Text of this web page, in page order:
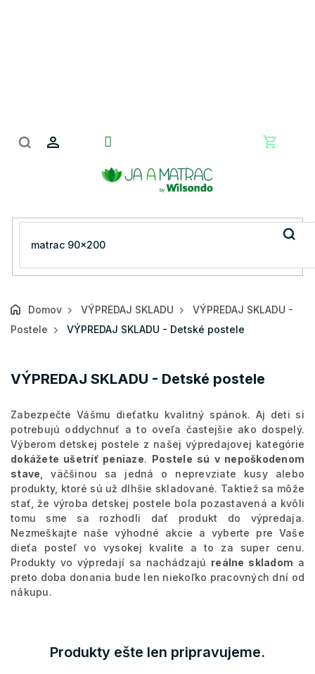
Domov VÝPREDAJ SKLADU
VÝPREDAJ SKLADU -
Postele
VÝPREDAJ SKLADU - Detské postele
VÝPREDAJ SKLADU - Detské postele
Zabezpečte Vášmu dieťatku kvalitný spánok. Aj deti si
potrebujú oddychnuť a to oveľa častejšie ako dospelý.
Výberom detskej postele z našej výpredajovej kategórie
dokážete ušetríť peniaze. Postele sú v nepoškodenom
stave , väčšinou sa jedná o neprevziate kusy alebo
produkty, ktoré sú už dlhšie skladované. Taktiež sa môže
stať, že výroba detskej postele bola pozastavená a kvôli
tomu sme sa rozhodli dať produkt do výpredaja.
Nezmeškajte naše výhodné akcie a vyberte pre Vaše
dieťa posteľ vo vysokej kvalite a to za super cenu.
Produkty vo výpredají sa nachádzajú reálne skladom a
preto doba donania bude len niekoľko pracovných dní od
nákupu.
Produkty ešte len pripravujeme.